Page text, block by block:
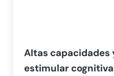
Altas capacidades
estimular